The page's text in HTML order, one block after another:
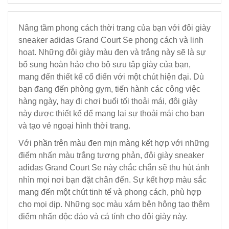
Nâng tầm phong cách thời trang của bạn với đôi giày
sneaker adidas Grand Court Se phong cách và linh
hoạt. Những đôi giày màu đen và trắng này sẽ là sự
bổ sung hoàn hảo cho bộ sưu tập giày của bạn,
mang đến thiết kế cổ điển với một chút hiện đại. Dù
bạn đang đến phòng gym, tiến hành các công việc
hàng ngày, hay đi chơi buổi tối thoải mái, đôi giày
này được thiết kế để mang lại sự thoải mái cho bạn
và tạo vẻ ngoại hình thời trang.
Với phần trên màu đen mịn màng kết hợp với những
điểm nhấn màu trắng tương phản, đôi giày sneaker
adidas Grand Court Se này chắc chắn sẽ thu hút ánh
nhìn mọi nơi bạn đặt chân đến. Sự kết hợp màu sắc
mang đến một chút tinh tế và phong cách, phù hợp
cho mọi dịp. Những sọc màu xám bên hông tạo thêm
điểm nhấn độc đáo và cá tính cho đôi giày này.